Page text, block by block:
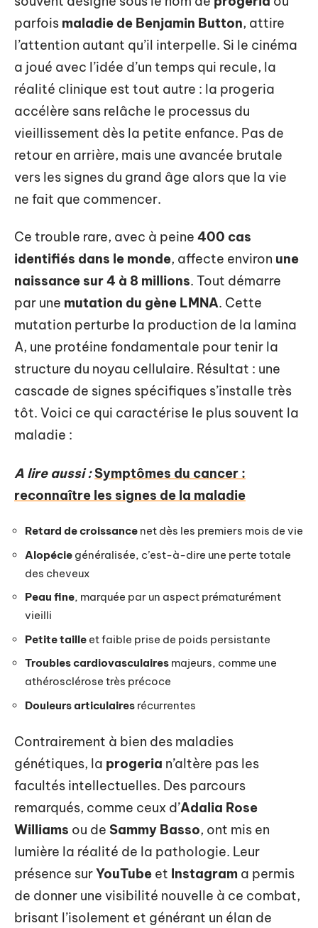
parfois maladie de Benjamin Button, attire
l’attention autant qu’il interpelle. Si le cinéma
a joué avec l’idée d’un temps qui recule, la
réalité clinique est tout autre : la progeria
accélère sans relâche le processus du
vieillissement dès la petite enfance. Pas de
retour en arrière, mais une avancée brutale
vers les signes du grand âge alors que la vie
ne fait que commencer.
Ce trouble rare, avec à peine 400 cas
identifiés dans le monde, affecte environ une
naissance sur 4 à 8 millions. Tout démarre
par une mutation du gène LMNA. Cette
mutation perturbe la production de la lamina
A, une protéine fondamentale pour tenir la
structure du noyau cellulaire. Résultat : une
cascade de signes spécifiques s’installe très
tôt. Voici ce qui caractérise le plus souvent la
maladie :
A lire aussi : Symptômes du cancer :
reconnaître les signes de la maladie
Retard de croissance net dès les premiers mois de vie
Alopécie généralisée, c’est-à-dire une perte totale
des cheveux
Peau fine, marquée par un aspect prématurément
vieilli
Petite taille et faible prise de poids persistante
Troubles cardiovasculaires majeurs, comme une
athérosclérose très précoce
Douleurs articulaires récurrentes
Contrairement à bien des maladies
génétiques, la progeria n’altère pas les
facultés intellectuelles. Des parcours
remarqués, comme ceux d’Adalia Rose
Williams ou de Sammy Basso, ont mis en
lumière la réalité de la pathologie. Leur
présence surYouTube et Instagram a permis
de donner une visibilité nouvelle à ce combat,
brisant l’isolement et générant un élan de